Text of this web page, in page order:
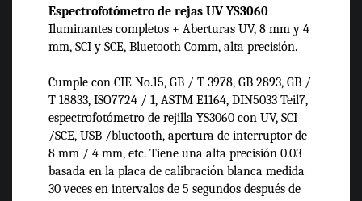
Espectrofotómetro de rejas UV YS3060
Iluminantes completos + Aberturas UV, 8 mm y 4
mm, SCI y SCE, Bluetooth Comm, alta precisión.
Cumple con CIE No.15, GB / T 3978, GB 2893, GB /
T 18833, ISO7724 / 1, ASTM E1164, DIN5033 Teil7,
espectrofotómetro de rejilla YS3060 con UV, SCI
/SCE, USB /bluetooth, apertura de interruptor de
8 mm / 4 mm, etc. Tiene una alta precisión 0.03
basada en la placa de calibración blanca medida
30 veces en intervalos de 5 segundos después de